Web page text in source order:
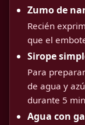
Zumo de
Recién
que el
Sirope
Para
de agua y
durante 5
Agua con